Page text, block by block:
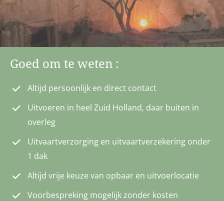
Goed
te
weten
Altijd
persoonlijk
en direct
Uitvoeren
in heel
Zuid
Uitvaartverzorging
en
uitvaartverzekering
Altijd vrije
keuze van
opbaar en
Voorbespreking
mogelijk zonder
kosten
Goed om te weten :
Altijd persoonlijk en direct contact
Uitvoeren in heel Zuid Holland, daar buiten in
overleg
Uitvaartverzorging en uitvaartverzekering onder
1 dak
Altijd vrije keuze van opbaar en uitvoerlocatie
Voorbespreking mogelijk zonder kosten